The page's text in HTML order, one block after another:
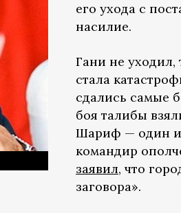
его ухода с
насилие.
Гани не уходил,
стала
сдались самые
боя талибы
Шариф — один
командир
заявил, что
заговора».